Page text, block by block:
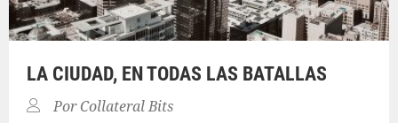
LA CIUDAD, EN TODAS LAS BATALLAS
Por Collateral Bits